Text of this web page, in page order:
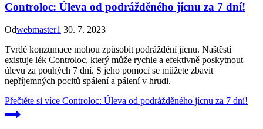
Controloc: Úleva od podrážděného jícnu za 7 dní!
Odwebmaster1 30. 7. 2023
Tvrdé konzumace mohou způsobit podráždění jícnu. Naštěstí
existuje lék Controloc, který může rychle a efektivně poskytnout
úlevu za pouhých 7 dní. S jeho pomocí se můžete zbavit
nepříjemných pocitů spálení a pálení v hrudi.
Přečtěte si více Controloc: Úleva od podrážděného jícnu za 7 dní!